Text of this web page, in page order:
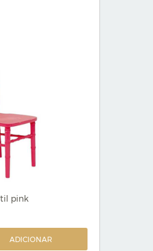
pink
ADICIONAR